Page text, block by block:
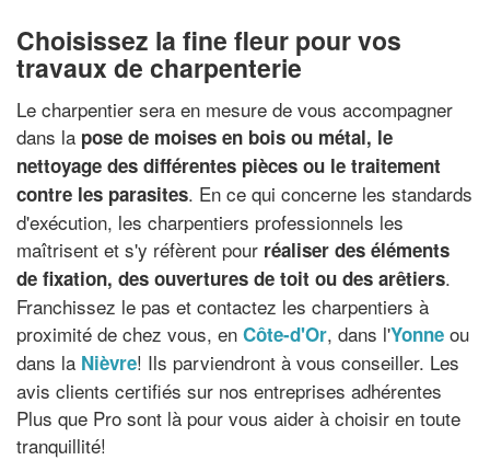
Choisissez la fine fleur pour vos
travaux de charpenterie
Le charpentier sera en mesure de vous accompagner
dans la pose de moises en bois ou métal, le
nettoyage des différentes pièces ou le traitement
contre les parasites. En ce qui concerne les standards
d'exécution, les charpentiers professionnels les
maîtrisent et s'y réfèrent pour réaliser des éléments
de fixation, des ouvertures de toit ou des arêtiers.
Franchissez le pas et contactez les charpentiers à
proximité de chez vous, en Côte-d'Or, dans l'Yonne ou
dans la Nièvre! Ils parviendront à vous conseiller. Les
avis clients certifiés sur nos entreprises adhérentes
Plus que Pro sont là pour vous aider à choisir en toute
tranquillité!